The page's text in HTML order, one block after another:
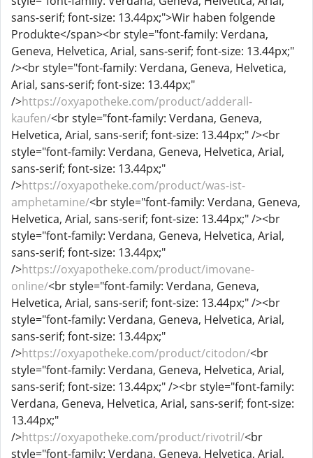
sans-serif; font-size: 13.44px;">Wir haben folgende
Produkte</span><br style="font-family: Verdana,
Geneva, Helvetica, Arial, sans-serif; font-size: 13.44px;"
/><br style="font-family: Verdana, Geneva, Helvetica,
Arial, sans-serif; font-size: 13.44px;"
/>https://oxyapotheke.com/product/adderall-
kaufen/<br style="font-family: Verdana, Geneva,
Helvetica, Arial, sans-serif; font-size: 13.44px;" /><br
style="font-family: Verdana, Geneva, Helvetica, Arial,
sans-serif; font-size: 13.44px;"
/>https://oxyapotheke.com/product/was-ist-
amphetamine/<br style="font-family: Verdana, Geneva,
Helvetica, Arial, sans-serif; font-size: 13.44px;" /><br
style="font-family: Verdana, Geneva, Helvetica, Arial,
sans-serif; font-size: 13.44px;"
/>https://oxyapotheke.com/product/imovane-
online/<br style="font-family: Verdana, Geneva,
Helvetica, Arial, sans-serif; font-size: 13.44px;" /><br
style="font-family: Verdana, Geneva, Helvetica, Arial,
sans-serif; font-size: 13.44px;"
/>https://oxyapotheke.com/product/citodon/<br
style="font-family: Verdana, Geneva, Helvetica, Arial,
sans-serif; font-size: 13.44px;" /><br style="font-family:
Verdana, Geneva, Helvetica, Arial, sans-serif; font-size:
13.44px;"
/>https://oxyapotheke.com/product/rivotril/<br
style="font-family: Verdana, Geneva, Helvetica, Arial,